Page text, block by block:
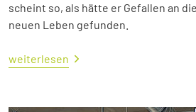
scheint so, als hätte er Gefallen an
neuen Leben gefunden.
weiterlesen